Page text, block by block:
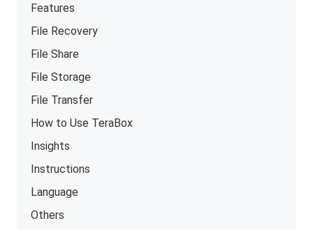
Features
File Recovery
File Share
File Storage
File Transfer
How to Use TeraBox
Insights
Instructions
Language
Others